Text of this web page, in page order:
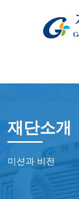
재단소개
미션과 비전